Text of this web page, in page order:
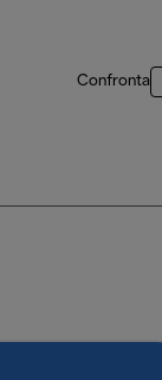
Confronta